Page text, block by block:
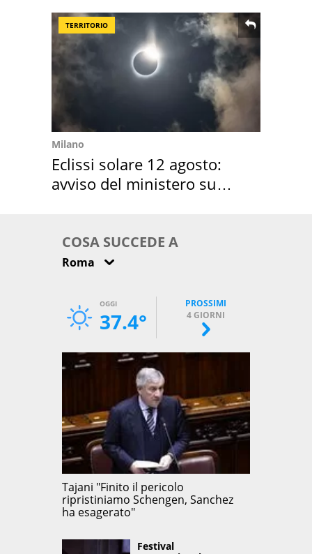
TERRITORIO
Milano
Eclissi solare 12 agosto:
avviso del ministero su